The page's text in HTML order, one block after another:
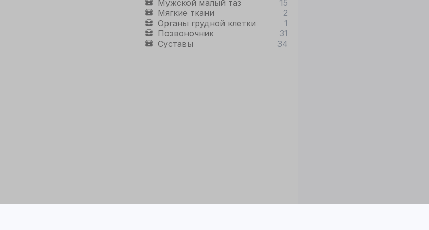
Мужской малый таз
15
Мягкие ткани
2
Органы грудной клетки
1
Позвоночник
31
Суставы
34